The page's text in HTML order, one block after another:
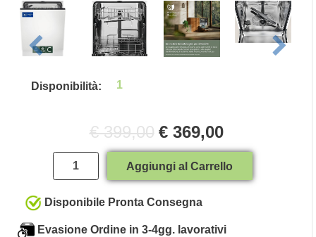
Disponibilità: 1
€ 399,00 € 369,00
Quantità
Aggiungi al Carrello
Disponibile Pronta Consegna
Evasione Ordine in 3-4gg. lavorativi